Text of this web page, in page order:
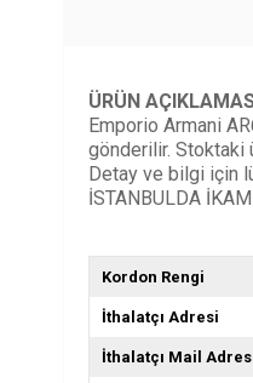
ÜRÜN
Emporio Armani
gönderilir. Stoktaki
Detay ve bilgi için
İSTANBULDA
Kordon Rengi
İthalatçı Adresi
İthalatçı Mail